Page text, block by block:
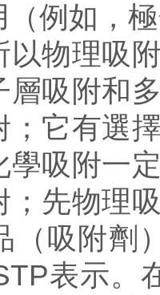
例如，
以物理吸
層吸附和
；它有選
學吸附一
；先物理
（吸附劑
表示。